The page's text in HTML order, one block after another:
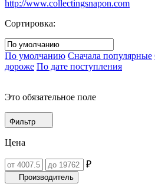
http://www.collectingsnapon.com
Сортировка:
По умолчанию Сначала популярные
дороже По дате поступления
Это обязательное поле
Фильтр
Цена
₽
Производитель